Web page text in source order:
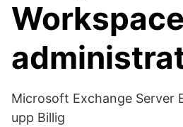
Microsoft Exchange Server
upp Billig